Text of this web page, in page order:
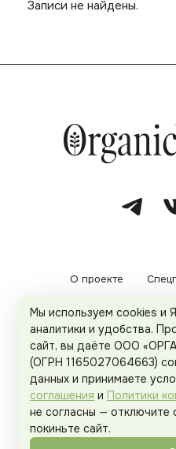
Записи не найдены.
О проекте
Рекламодателям
Мы используем cookies и
аналитики и удобства.
сайт, вы даёте ООО
(ОГРН 1165027064663)
данных и принимаете
соглашения и Политики
не согласны — отключите
покиньте сайт.